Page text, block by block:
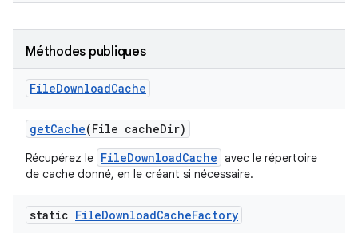
Méthodes publiques
FileDownloadCache
getCache(File cacheDir)
Récupérez le FileDownloadCache avec le répertoire
de cache donné, en le créant si nécessaire.
static FileDownloadCacheFactory